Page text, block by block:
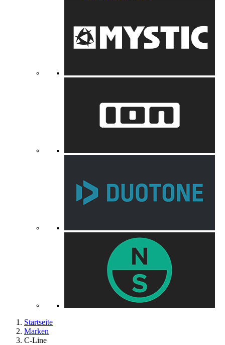
Startseite
Marken
C-Line